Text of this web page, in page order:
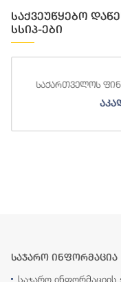
საქვეუწყებო
სსიპ-ები
საქართველოს
საჯარო ინფორმაცია
საჯარო